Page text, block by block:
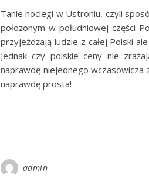
Tanie noclegi w Ustroniu, czyli
położonym w południowej części
przyjeżdżają ludzie z całej Polski
Jednak czy polskie ceny nie
naprawdę niejednego wczasowicza
naprawdę prosta!
admin